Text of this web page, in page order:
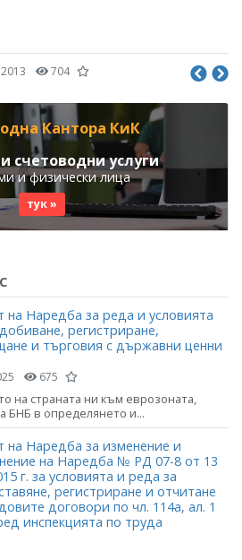
704
Кантора КиК
счетоводни услуги
и физически лица
тук »
на Наредба за реда и условията
регистриране,
и търговия с държавни ценни
675
на страната ни към еврозоната,
БНБ в определянето и...
на Наредба за изменение и
на Наредба № РД 07-8 от 13
г. за условията и реда за
регистриране и отчитане
договори по чл. 114а, ал. 1
инспекцията по труда